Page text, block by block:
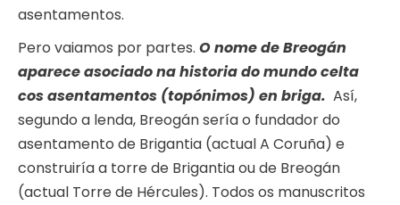
asentamentos.
Pero vaiamos por partes. O nome de Breogán
aparece asociado na historia do mundo celta
cos asentamentos (topónimos) en briga. Así,
segundo a lenda, Breogán sería o fundador do
asentamento de Brigantia (actual A Coruña) e
construiría a torre de Brigantia ou de Breogán
(actual Torre de Hércules). Todos os manuscritos